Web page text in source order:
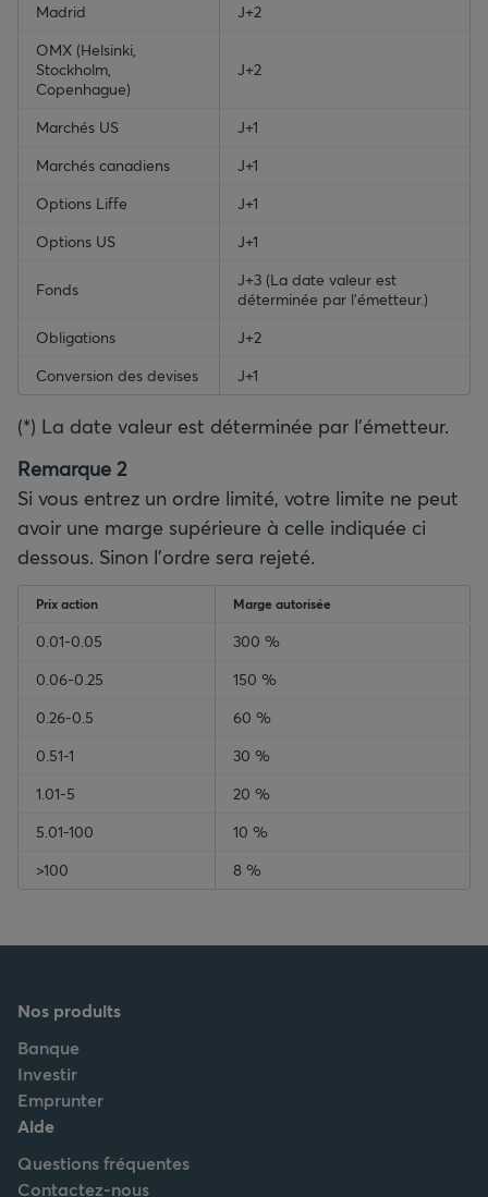
Madrid
J+2
OMX (Helsinki,
Stockholm,
Copenhague)
J+2
Marchés US
J+1
Marchés canadiens
J+1
Options Liffe
J+1
Options US
J+1
Fonds
J+3 (La date valeur est
déterminée par l'émetteur.)
Obligations
J+2
Conversion des devises
J+1
(*) La date valeur est déterminée par l'émetteur.
Remarque 2
Si vous entrez un ordre limité, votre limite ne peut
avoir une marge supérieure à celle indiquée ci
dessous. Sinon l’ordre sera rejeté.
Prix action Marge autorisée
0.01-0.05
300 %
0.06-0.25
150 %
0.26-0.5
60 %
0.51-1
30 %
1.01-5
20 %
5.01-100
10 %
>100
8 %
Nos produits
Banque
Investir
Emprunter
Aide
Questions fréquentes
Contactez-nous